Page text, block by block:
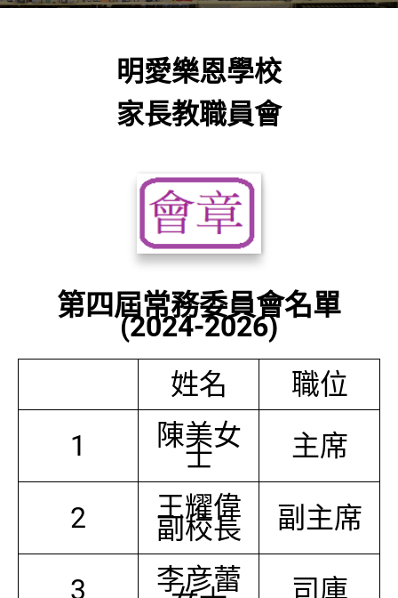
明愛樂恩學校
家長教職員會
第四屆常務委員會名單
(2024-2026)
姓名
職位
1
陳美女
士 主席
2 王耀偉
副校長 副主席
3 李彦蕾 司庫